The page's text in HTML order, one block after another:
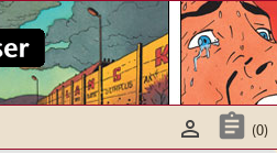
 (0)
